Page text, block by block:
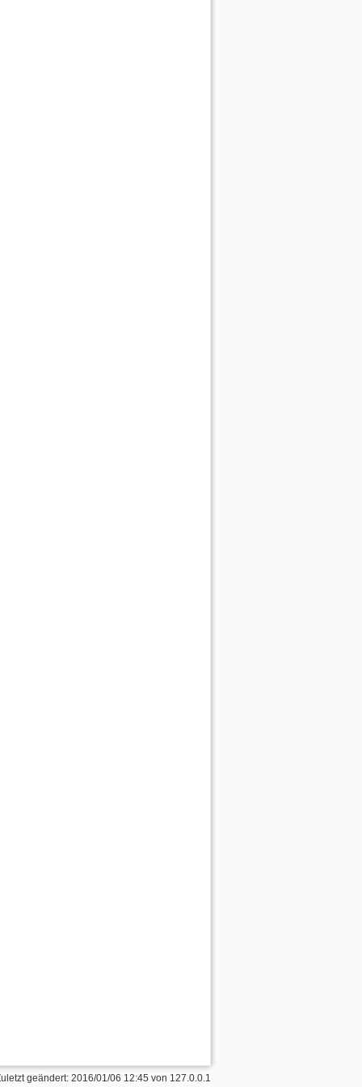
geändert: 2016/01/06 12:45 von 127.0.0.1